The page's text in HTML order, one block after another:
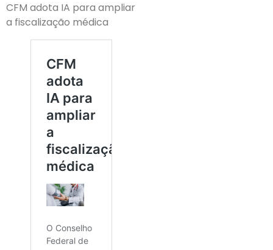
CFM adota IA para ampliar
a fiscalização médica